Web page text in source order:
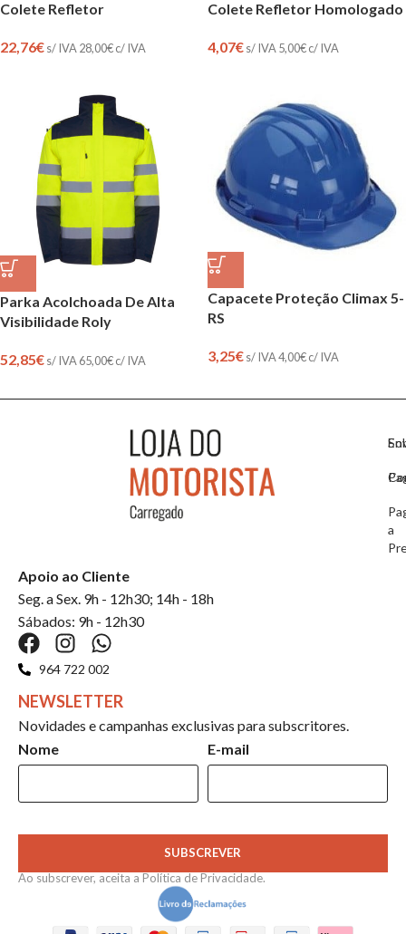
Colete Refletor
22,76€s/ IVA 28,00€c/ IVA
Colete Refletor Homologado
4,07€s/ IVA 5,00€c/ IVA
Parka Acolchoada De Alta
Visibilidade Roly
52,85€s/ IVA 65,00€c/ IVA
Capacete Proteção Climax 5-
RS
3,25€s/ IVA4,00€c/ IVA
a
Apoio ao Cliente
Seg. a Sex. 9h - 12h30; 14h - 18h
Sábados: 9h - 12h30
964 722 002
NEWSLETTER
Novidades e campanhas exclusivas para subscritores.
Nome
E-mail
SUBSCREVER
Ao subscrever, aceita a Política de Privacidade.